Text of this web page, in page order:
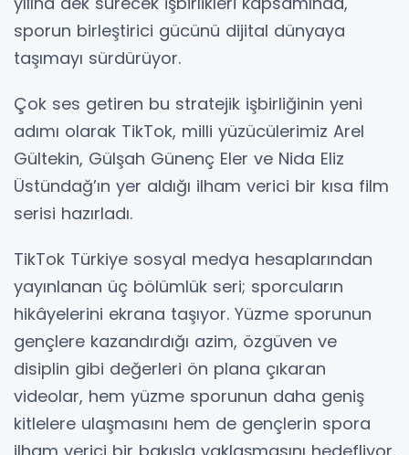
sporun birleştirici gücünü dijital dünyaya
taşımayı sürdürüyor.
Çok ses getiren bu stratejik işbirliğinin yeni
adımı olarak TikTok, milli yüzücülerimiz Arel
Gültekin, Gülşah Günenç Eler ve Nida Eliz
Üstündağ’ın yer aldığı ilham verici bir kısa film
serisi hazırladı.
TikTok Türkiye sosyal medya hesaplarından
yayınlanan üç bölümlük seri; sporcuların
hikâyelerini ekrana taşıyor. Yüzme sporunun
gençlere kazandırdığı azim, özgüven ve
disiplin gibi değerleri ön plana çıkaran
videolar, hem yüzme sporunun daha geniş
kitlelere ulaşmasını hem de gençlerin spora